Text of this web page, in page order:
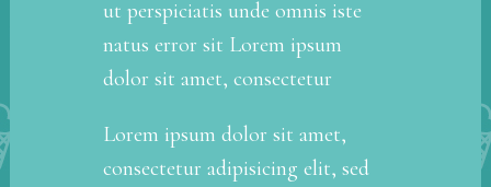
ut perspiciatis unde omnis iste
natus error sit Lorem ipsum
dolor sit amet, consectetur
Lorem ipsum dolor sit amet,
consectetur adipisicing elit, sed